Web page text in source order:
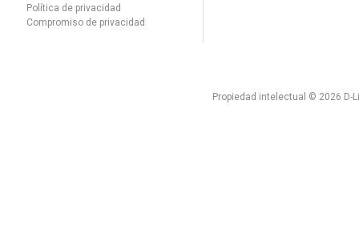
Política de privacidad
Compromiso de privacidad
Propiedad intelectual © 2026 D-